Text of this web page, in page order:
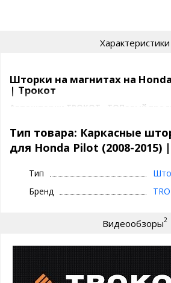
Характеристики
Шторки на магнитах на
| Трокот
Автошторки ТРОКОТ - ТОПовый
Их советуют известные автоблогеры,
Рулит и полно положительных отзывов
Honda Pilot (2008-2015) ?
затемнение как у обычной
идеальное прилегание
Тип товара: Каркасные
для Honda Pilot (2008-2015)
Тип
Бренд
Видеообзоры2